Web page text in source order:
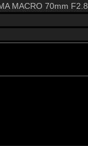
MACRO 70mm